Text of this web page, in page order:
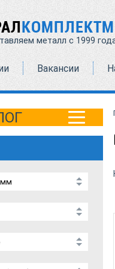
КОМПЛЕКТМ
металл с 1999
Вакансии